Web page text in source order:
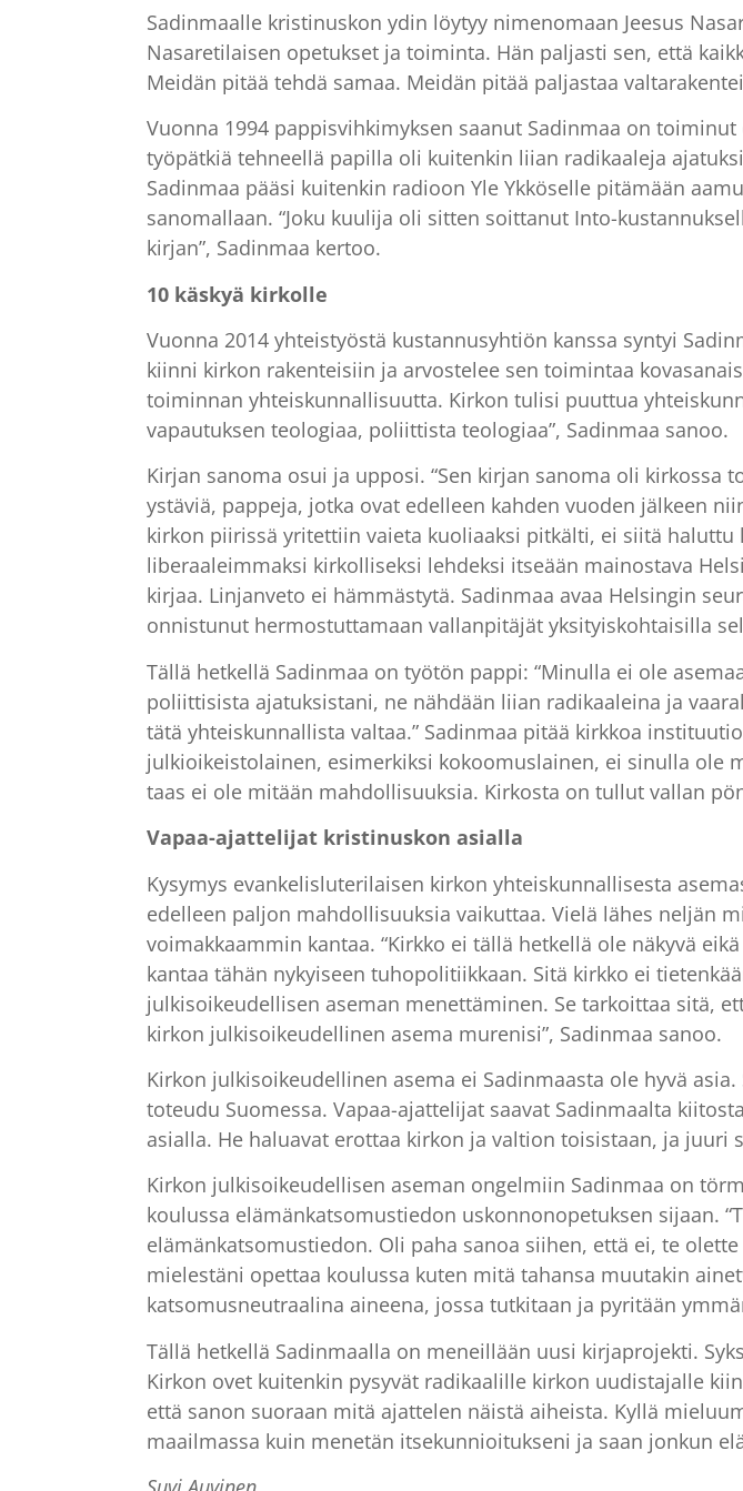
Sadinmaalle kristinuskon ydin löytyy nimenomaan Jeesus
Nasaretilaisen opetukset ja toiminta. Hän paljasti sen, että
Meidän pitää tehdä samaa. Meidän pitää paljastaa
Vuonna 1994 pappisvihkimyksen saanut Sadinmaa on
työpätkiä tehneellä papilla oli kuitenkin liian radikaaleja
Sadinmaa pääsi kuitenkin radioon Yle Ykköselle pitämään
sanomallaan. “Joku kuulija oli sitten soittanut Into-
kirjan”, Sadinmaa kertoo.
10 käskyä kirkolle
Vuonna 2014 yhteistyöstä kustannusyhtiön kanssa syntyi
kiinni kirkon rakenteisiin ja arvostelee sen toimintaa
toiminnan yhteiskunnallisuutta. Kirkon tulisi puuttua
vapautuksen teologiaa, poliittista teologiaa”, Sadinmaa sanoo.
Kirjan sanoma osui ja upposi. “Sen kirjan sanoma oli kirkossa
ystäviä, pappeja, jotka ovat edelleen kahden vuoden jälkeen
kirkon piirissä yritettiin vaieta kuoliaaksi pitkälti, ei siitä haluttu
liberaaleimmaksi kirkolliseksi lehdeksi itseään mainostava
kirjaa. Linjanveto ei hämmästytä. Sadinmaa avaa Helsingin
onnistunut hermostuttamaan vallanpitäjät yksityiskohtaisilla
Tällä hetkellä Sadinmaa on työtön pappi: “Minulla ei ole
poliittisista ajatuksistani, ne nähdään liian radikaaleina ja
tätä yhteiskunnallista valtaa.” Sadinmaa pitää kirkkoa
julkioikeistolainen, esimerkiksi kokoomuslainen, ei sinulla ole
taas ei ole mitään mahdollisuuksia. Kirkosta on tullut vallan
Vapaa-ajattelijat kristinuskon asialla
Kysymys evankelisluterilaisen kirkon yhteiskunnallisesta
edelleen paljon mahdollisuuksia vaikuttaa. Vielä lähes neljän
voimakkaammin kantaa. “Kirkko ei tällä hetkellä ole näkyvä
kantaa tähän nykyiseen tuhopolitiikkaan. Sitä kirkko ei
julkisoikeudellisen aseman menettäminen. Se tarkoittaa sitä,
kirkon julkisoikeudellinen asema murenisi”, Sadinmaa sanoo.
Kirkon julkisoikeudellinen asema ei Sadinmaasta ole hyvä
toteudu Suomessa. Vapaa-ajattelijat saavat Sadinmaalta
asialla. He haluavat erottaa kirkon ja valtion toisistaan, ja juuri
Kirkon julkisoikeudellisen aseman ongelmiin Sadinmaa on
koulussa elämänkatsomustiedon uskonnonopetuksen sijaan.
elämänkatsomustiedon. Oli paha sanoa siihen, että ei, te
mielestäni opettaa koulussa kuten mitä tahansa muutakin
katsomusneutraalina aineena, jossa tutkitaan ja pyritään
Tällä hetkellä Sadinmaalla on meneillään uusi kirjaprojekti.
Kirkon ovet kuitenkin pysyvät radikaalille kirkon uudistajalle
että sanon suoraan mitä ajattelen näistä aiheista. Kyllä
maailmassa kuin menetän itsekunnioitukseni ja saan jonkun